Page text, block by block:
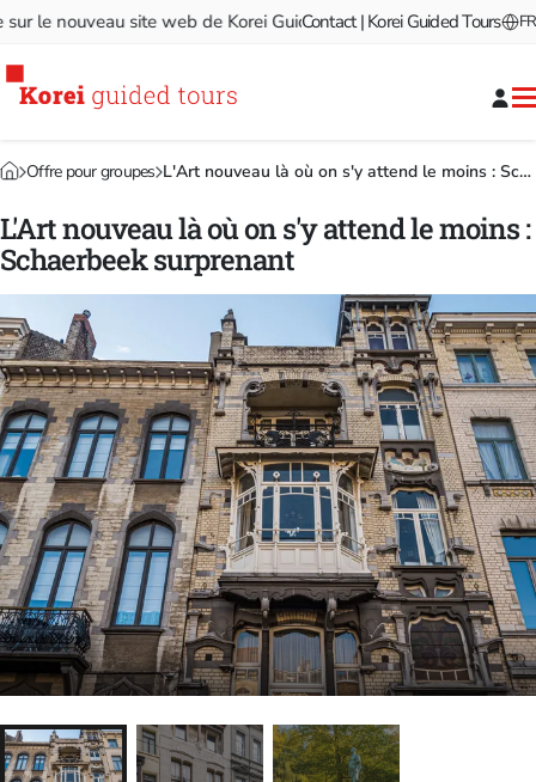
nouveau site web de Korei Guided Tours! Bienvenue sur le
Contact | Korei Guided Tours FR
Offre pour groupes L'Art nouveau là où on s'y attend le moins : Schaerbeek surprenant
L'Art nouveau là où on s'y attend le moins :
Schaerbeek surprenant